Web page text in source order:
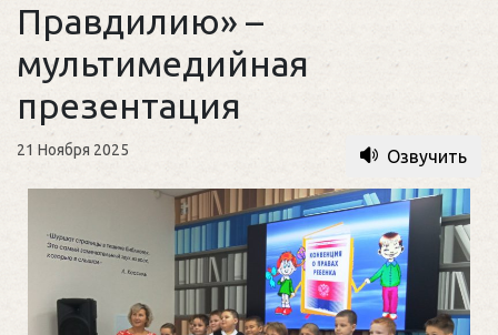
Правдилию» –
мультимедийная
презентация
21 Ноября 2025 Озвучить